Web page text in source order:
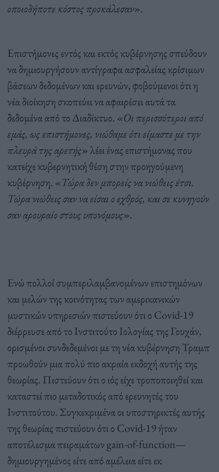
οποιοδήποτε κόστος προκάλεσαν».
Επιστήμονες εντός και εκτός κυβέρνησης σπεύδουν
να δημιουργήσουν αντίγραφα ασφαλείας κρίσιμων
βάσεων δεδομένων και ερευνών, φοβούμενοι ότι η
νέα διοίκηση σκοπεύει να αφαιρέσει αυτά τα
δεδομένα από το Διαδίκτυο. «Οι περισσότεροι από
εμάς, ως επιστήμονες, νιώθαμε ότι είμαστε με την
πλευρά της αρετής» λέει ένας επιστήμονας που
κατείχε κυβερνητική θέση στην προηγούμενη
κυβέρνηση. «Τώρα δεν μπορείς να νιώθεις έτσι.
Τώρα νιώθεις σαν να είσαι ο εχθρός, και σε κυνηγούν
σαν αρουραίο στους υπονόμους».
Ενώ πολλοί συμπεριλαμβανομένων επιστημόνων
και μελών της κοινότητας των αμερικανικών
μυστικών υπηρεσιών πιστεύουν ότι ο Covid-19
διέρρευσε από το Ινστιτούτο Ιολογίας της Γουχάν,
ορισμένοι συνδεδεμένοι με τη νέα κυβέρνηση Τραμπ
προωθούν μια πολύ πιο ακραία εκδοχή αυτής της
θεωρίας. Πιστεύουν ότι ο ιός είχε τροποποιηθεί και
καταστεί πιο μεταδοτικός από ερευνητές του
Ινστιτούτου. Συγκεκριμένα οι υποστηρικτές αυτής
της θεωρίας πιστεύουν ότι ο Covid-19 ήταν
αποτέλεσμα πειραμάτων gain-of-function—
δημιουργημένος είτε από αμέλεια είτε εκ